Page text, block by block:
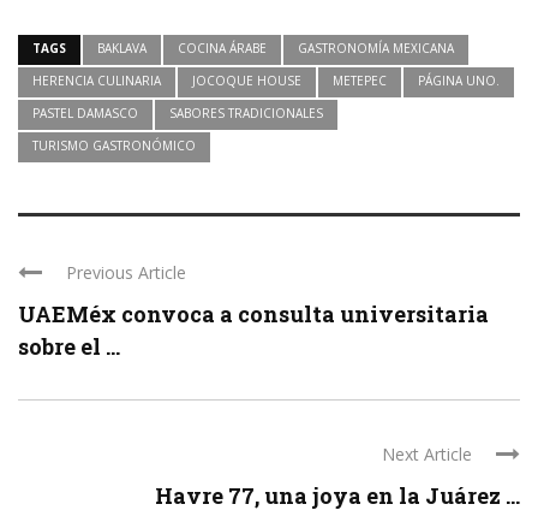
TAGS BAKLAVA COCINA ÁRABE
GASTRONOMÍA MEXICANA
HERENCIA CULINARIA
JOCOQUE HOUSE METEPEC
PÁGINA UNO.
PASTEL DAMASCO
SABORES TRADICIONALES
TURISMO GASTRONÓMICO
Previous Article
UAEMéx convoca a consulta universitaria
sobre el ...
Next Article
Havre 77, una joya en la Juárez ...